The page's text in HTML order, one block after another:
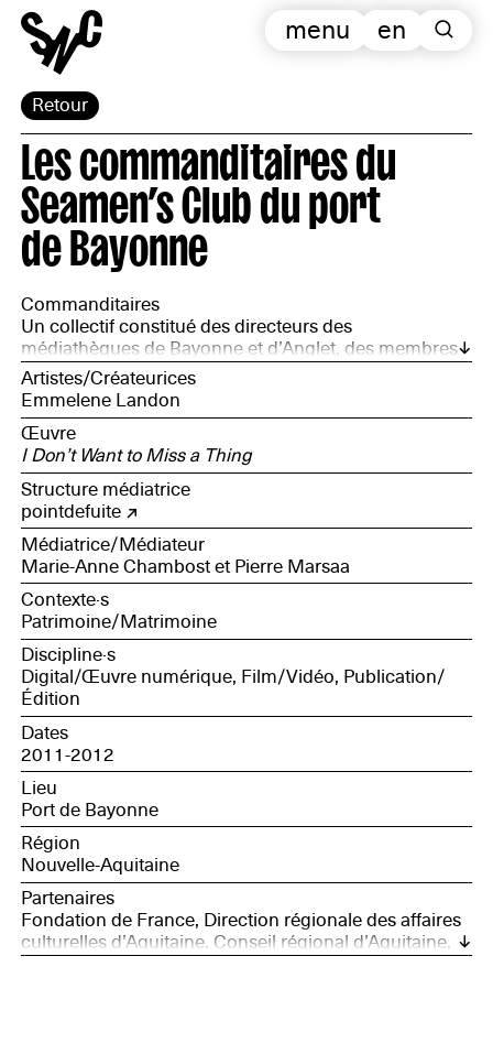
Retour
en
menu
Les commanditaires du
Seamen’s Club du port
de Bayonne
Commanditaires
Un collectif constitué des directeurs des
médiathèques de Bayonne et d’Anglet, des membres
du Seamen’s Club Escale Adour et de la Chambre de
Commerce et d’Industrie de Bayonne Pays Basque
Artistes/Créateurices
Emmelene Landon
Œuvre
I Don’t Want to Miss a Thing
Structure médiatrice
pointdefuite
Médiatrice/Médiateur
Marie-Anne Chambost et Pierre Marsaa
Contexte·s
Patrimoine/Matrimoine
Discipline·s
Digital/Œuvre numérique, Film/Vidéo, Publication/
Édition
Dates
2011-2012
Lieu
Port de Bayonne
Région
Nouvelle-Aquitaine
Partenaires
Fondation de France, Direction régionale des affaires
culturelles d’Aquitaine, Conseil régional d’Aquitaine,